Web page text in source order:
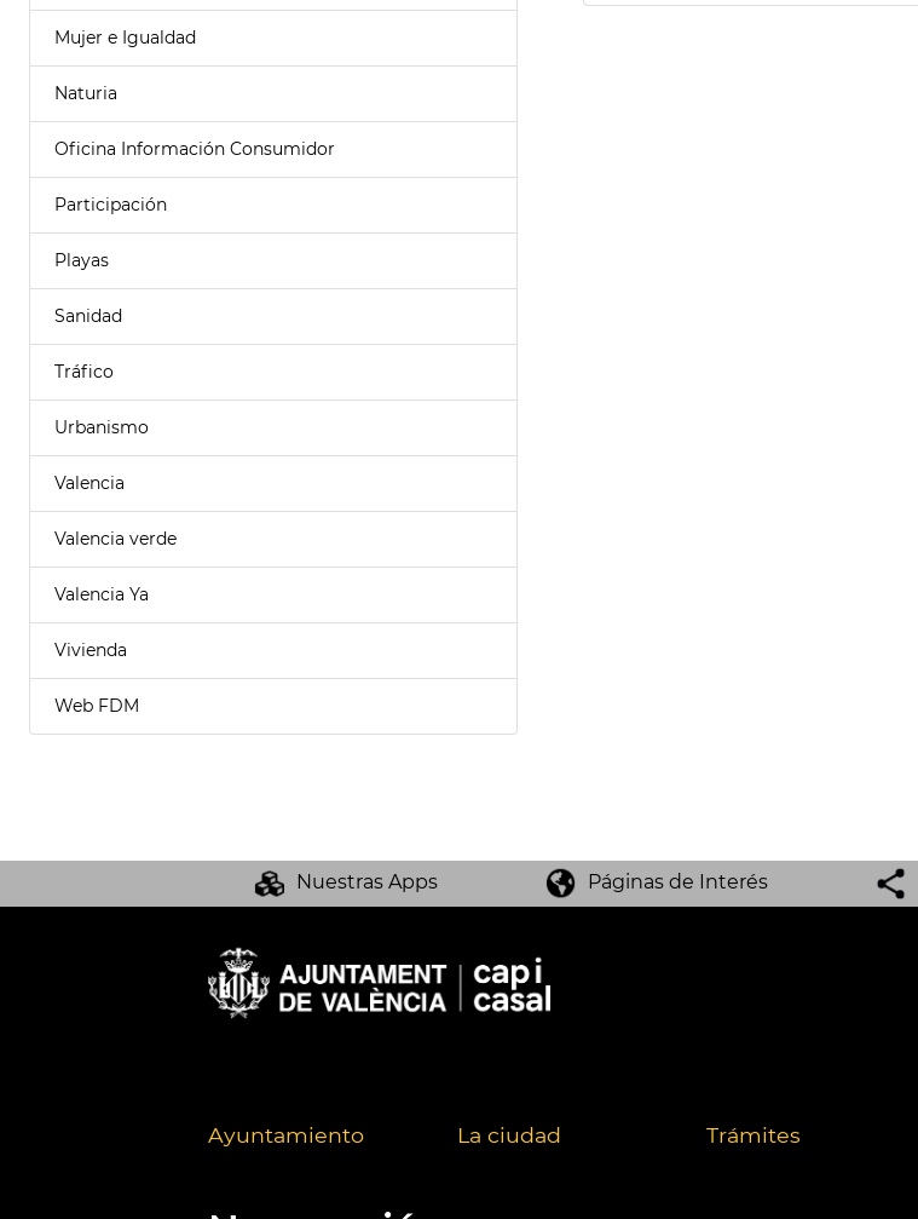
Mujer e Igualdad
Naturia
Oficina Información Consumidor
Participación
Playas
Sanidad
Tráfico
Urbanismo
Valencia
Valencia verde
Valencia Ya
Vivienda
Web FDM
Nuestras Apps Páginas de Interés
Ayuntamiento La ciudad Trámites